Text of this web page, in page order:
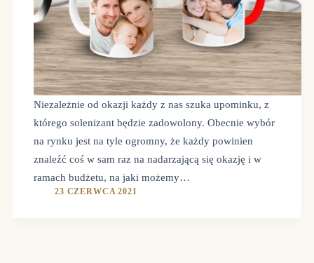
Niezależnie od okazji każdy z nas szuka upominku, z
którego solenizant będzie zadowolony. Obecnie wybór
na rynku jest na tyle ogromny, że każdy powinien
znaleźć coś w sam raz na nadarzającą się okazję i w
ramach budżetu, na jaki możemy…
23 CZERWCA 2021